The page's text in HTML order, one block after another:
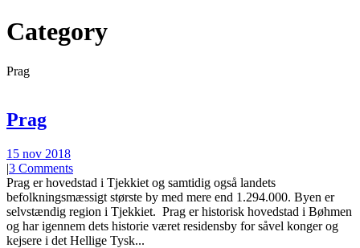
Category
Prag
Prag
15 nov 2018
|3 Comments
Prag er hovedstad i Tjekkiet og samtidig også landets
befolkningsmæssigt største by med mere end 1.294.000. Byen er
selvstændig region i Tjekkiet. Prag er historisk hovedstad i Bøhmen
og har igennem dets historie været residensby for såvel konger og
kejsere i det Hellige Tysk...